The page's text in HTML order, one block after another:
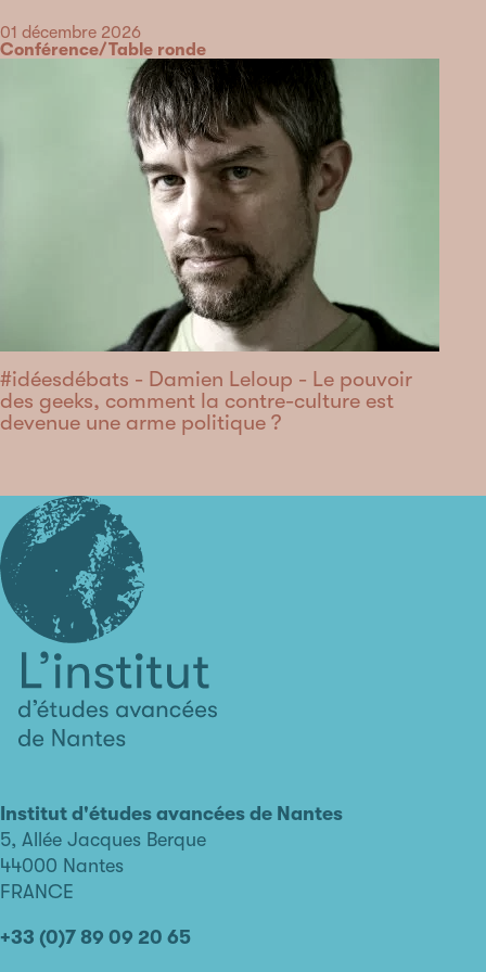
Date
01 décembre 2026
Catégorie
Conférence/Table ronde
#idéesdébats - Damien Leloup - Le pouvoir
des geeks, comment la contre-culture est
devenue une arme politique ?
avancées
de
Nantes
Institut d'études avancées de Nantes
5, Allée Jacques Berque
44000 Nantes
FRANCE
+33 (0)7 89 09 20 65